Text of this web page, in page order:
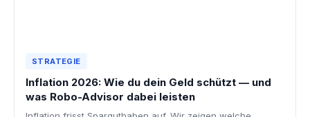
STRATEGIE
Inflation 2026: Wie du dein Geld schützt — und
was Robo-Advisor dabei leisten